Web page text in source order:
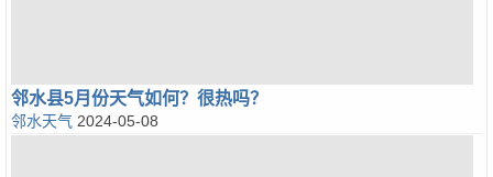
邻水县5月份天气如何？很热吗？
邻水天气 2024-05-08